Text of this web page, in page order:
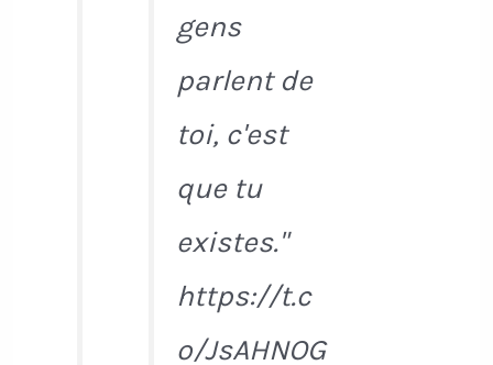
gens
parlent de
toi, c'est
que tu
existes."
https://t.c
o/JsAHNOG